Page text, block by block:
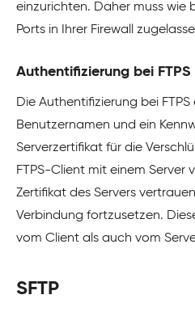
einzurichten. Daher muss wie
Ports in Ihrer Firewall
Authentifizierung bei FTPS
Die Authentifizierung bei
Benutzernamen und ein
Serverzertifikat für die
FTPS-Client mit einem
Zertifikat des Servers
Verbindung fortzusetzen.
vom Client als auch vom
SFTP